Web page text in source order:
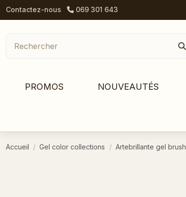
Contactez-nous 069 301 643
PROMOS NOUVEAUTÉS
Accueil Gel color collections Artebrillante gel brush